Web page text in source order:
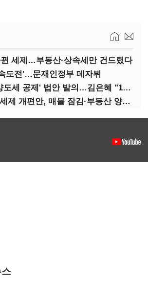
세제…부동산·상속세만 건드렸다
도전'…문재인정부 데자뷔
'보유세만큼 양도세 공제' 법안 발의…김은혜 "1주택자 세 부담 완화"
송언석 "정부 세제 개편안, 매물 잠김·부동산 양극화 키운다"